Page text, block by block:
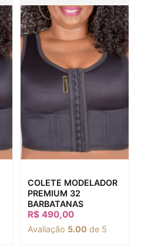
COLETE MODELADOR
PREMIUM 32
BARBATANAS
R$ 490,00
Avaliação 5.00 de 5